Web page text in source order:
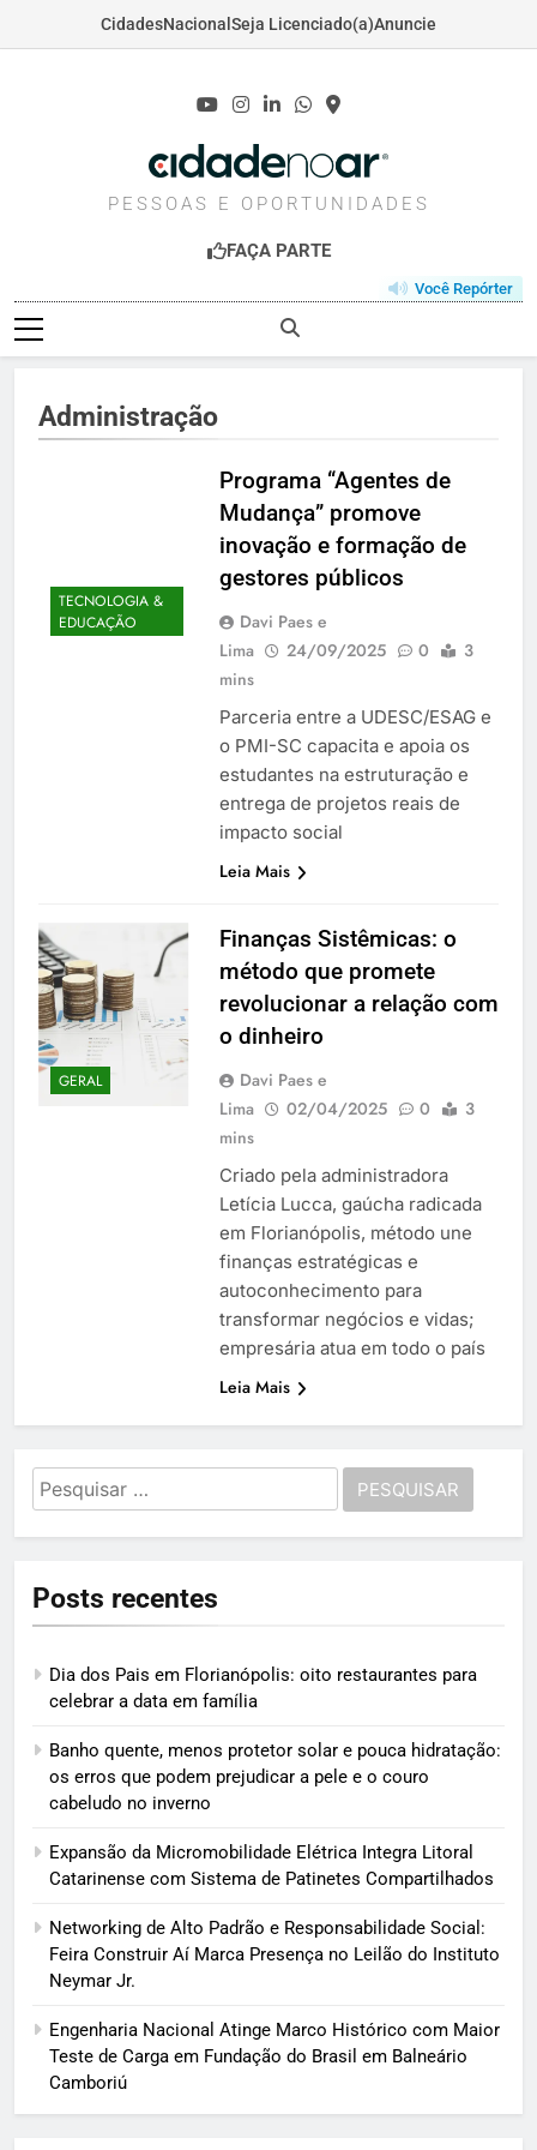
CidadesNacional Seja Licenciado(a)Anuncie
CIDADENOAR.COM
PESSOAS E OPORTUNIDADES
FAÇA PARTE
Você Repórter
Administração
TECNOLOGIA &
EDUCAÇÃO
Programa “Agentes de
Mudança” promove
inovação e formação de
gestores públicos
Davi Paes e
Lima
24/09/2025 0
3
mins
Parceria entre a UDESC/ESAG e
o PMI-SC capacita e apoia os
estudantes na estruturação e
entrega de projetos reais de
impacto social
Leia Mais
GERAL
Finanças Sistêmicas: o
método que promete
revolucionar a relação com
o dinheiro
Davi Paes e
Lima
02/04/2025 0
3
mins
Criado pela administradora
Letícia Lucca, gaúcha radicada
em Florianópolis, método une
finanças estratégicas e
autoconhecimento para
transformar negócios e vidas;
empresária atua em todo o país
Leia Mais
Pesquisar
por:
Posts recentes
Dia dos Pais em Florianópolis: oito restaurantes para
celebrar a data em família
Banho quente, menos protetor solar e pouca hidratação:
os erros que podem prejudicar a pele e o couro
cabeludo no inverno
Expansão da Micromobilidade Elétrica Integra Litoral
Catarinense com Sistema de Patinetes Compartilhados
Networking de Alto Padrão e Responsabilidade Social:
Feira Construir Aí Marca Presença no Leilão do Instituto
Neymar Jr.
Engenharia Nacional Atinge Marco Histórico com Maior
Teste de Carga em Fundação do Brasil em Balneário
Camboriú